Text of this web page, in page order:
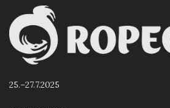
25.–27.7.2025